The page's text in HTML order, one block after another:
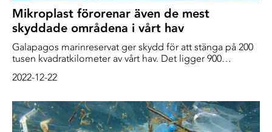
Mikroplast förorenar även de mest
skyddade områdena i vårt hav
Galapagos marinreservat ger skydd för att stänga på 200
tusen kvadratkilometer av vårt hav. Det ligger 900
farleder eller industrifiskevatten ännu, forskare, Jen Jones
2022-12-22